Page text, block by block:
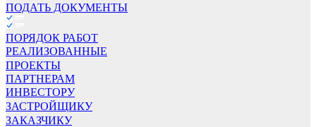
ПОДАТЬ ДОКУМЕНТЫ
ПОРЯДОК РАБОТ
РЕАЛИЗОВАННЫЕ
ПРОЕКТЫ
ПАРТНЕРАМ
ИНВЕСТОРУ
ЗАСТРОЙЩИКУ
ЗАКАЗЧИКУ